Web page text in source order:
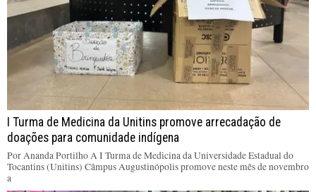
I Turma de Medicina da Unitins promove arrecadação de
doações para comunidade indígena
Por Ananda Portilho A I Turma de Medicina da Universidade Estadual do
Tocantins (Unitins) Câmpus Augustinópolis promove neste mês de novembro
a